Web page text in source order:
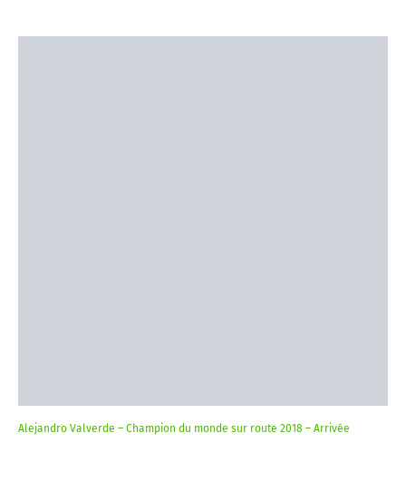
Alejandro Valverde – Champion du monde sur route 2018 – Arrivée